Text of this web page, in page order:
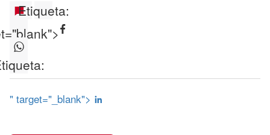
Etiqueta:
" target="_blank">